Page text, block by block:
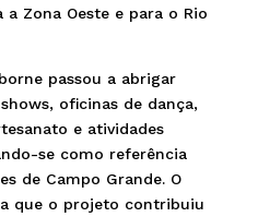
Zona Oeste e para o Rio
passou a abrigar
oficinas de dança,
e atividades
se como referência
de Campo Grande. O
que o projeto contribuiu